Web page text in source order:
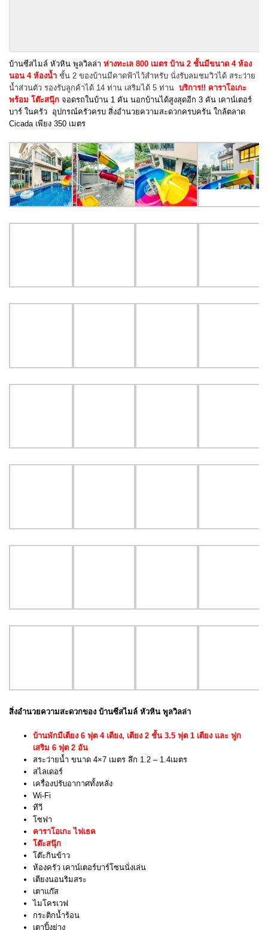
บ้านซีสไมล์ หัวหิน พูลวิลล่า ห่างทะเล 800 เมตร บ้าน 2 ชั้นมีขนาด 4 ห้อง
นอน 4 ห้องน้ำ ชั้น 2 ของบ้านมีคาดฟ้าไว้สำหรับ นั่งรับลมชมวิวได้ สระว่าย
น้ำส่วนตัว รองรับลูกค้าได้ 14 ท่าน เสริมได้ 5 ท่าน บริการ!! คาราโอเกะ
พร้อม โต๊ะสนุ๊ก จอดรถในบ้าน 1 คัน นอกบ้านได้สูงสุดอีก 3 คัน เคาน์เตอร์
บาร์ ในครัว อุปกรณ์ครัวครบ สิ่งอำนวยความสะดวกครบครัน ใกล้ตลาด
Cicada เพียง 350 เมตร
สิ่งอำนวยความสะดวกของ บ้านซีสไมล์ หัวหิน พูลวิลล่า
บ้านพักมีเตียง 6 ฟุต 4 เตียง, เตียง 2 ชั้น 3.5 ฟุต 1 เตียง และ ฟูก
เสริม 6 ฟุต 2 อัน
สระว่ายน้ำ ขนาด 4×7 เมตร ลึก 1.2 – 1.4เมตร
สไลเดอร์
เครื่องปรับอากาศทั้งหลัง
Wi-Fi
ทีวี
โซฟา
คาราโอเกะ ไฟเธค
โต๊ะสนุ๊ก
โต๊ะกินข้าว
ห้องครัว เคาน์เตอร์บาร์โซนนั่งเล่น
เตียงนอนริมสระ
เตาแก๊ส
ไมโครเวฟ
กระติกน้ำร้อน
เตาปิ้งย่าง